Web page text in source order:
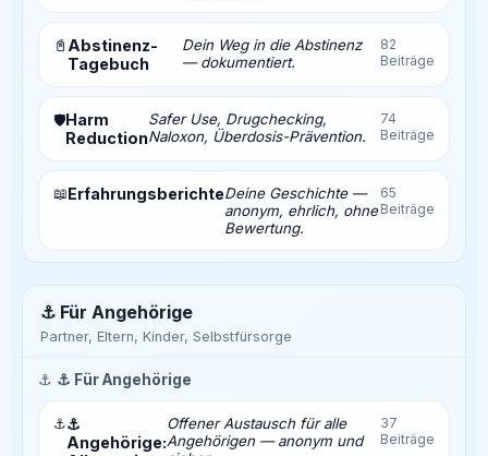
📓 Abstinenz-
Tagebuch
Dein Weg in die Abstinenz
— dokumentiert.
82
Beiträge
🛡️Harm
Reduction
Safer Use, Drugchecking,
Naloxon, Überdosis-Prävention.
74
Beiträge
📖ErfahrungsberichteDeine Geschichte —
anonym, ehrlich, ohne
Bewertung.
65
Beiträge
⚓ Für Angehörige
Partner, Eltern, Kinder, Selbstfürsorge
⚓ ⚓ Für Angehörige
⚓⚓
Angehörige:
Offener Austausch für alle
Angehörigen — anonym und
37
Beiträge